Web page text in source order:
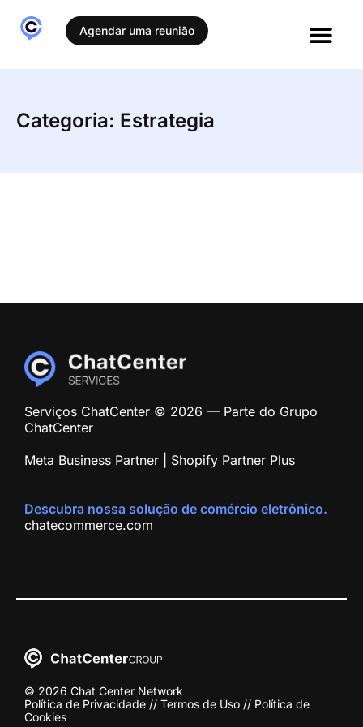
Agendar uma reunião
Categoria: Estrategia
Serviços ChatCenter © 2026 — Parte do Grupo
ChatCenter
Meta Business Partner | Shopify Partner Plus
Descubra nossa solução de comércio eletrônico.
chatecommerce.com
© 2026 Chat Center Network
Política de Privacidade // Termos de Uso // Política de
Cookies